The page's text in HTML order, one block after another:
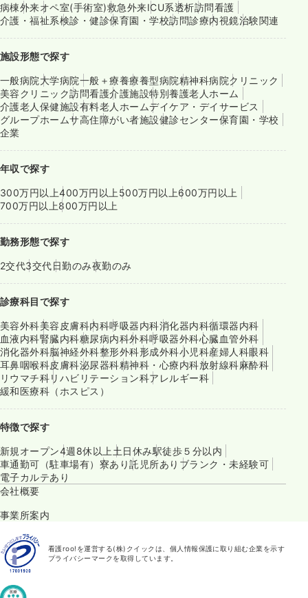
病棟外来オペ室(手術室)救急外来ICU系透析訪問看護
介護・福祉系検診・健診保育園・学校訪問診療内視鏡治験関連
施設形態で探す
一般病院大学病院一般＋療養療養型病院精神科病院クリニック
美容クリニック訪問看護介護施設特別養護老人ホーム
介護老人保健施設有料老人ホームデイケア・デイサービス
グループホームサ高住障がい者施設健診センター保育園・学校
企業
年収で探す
300万円以上400万円以上 500万円以上600万円以上
700万円以上800万円以上
勤務形態で探す
2交代3交代日勤のみ夜勤のみ
診療科目で探す
美容外科美容皮膚科内科呼吸器内科消化器内科循環器内科
血液内科腎臓内科糖尿病内科外科呼吸器外科心臓血管外科
消化器外科脳神経外科整形外科形成外科小児科産婦人科眼科
耳鼻咽喉科皮膚科泌尿器科精神科・心療内科放射線科麻酔科
リウマチ科リハビリテーション科アレルギー科
緩和医療科（ホスピス）
特徴で探す
新規オープン4週8休以上 土日休み駅徒歩５分以内
車通勤可（駐車場有） 寮あり託児所あり ブランク・未経験可
電子カルテあり
会社概要
事業所案内
看護roo!を運営する(株)クイックは、個人情報保護に取り組む企業を示す
プライバシーマークを取得しています。